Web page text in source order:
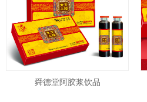
舜德堂阿胶浆饮品